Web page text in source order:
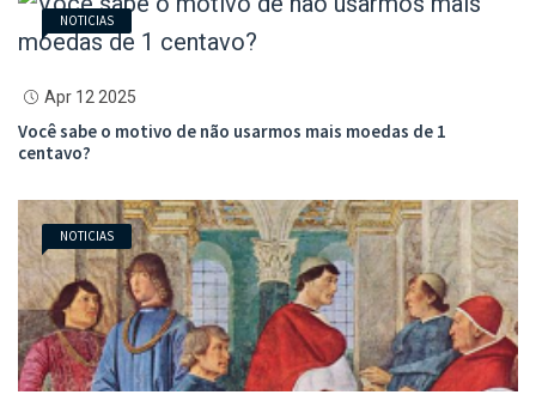
NOTICIAS
Apr 12 2025
Você sabe o motivo de não usarmos mais moedas de 1
centavo?
NOTICIAS